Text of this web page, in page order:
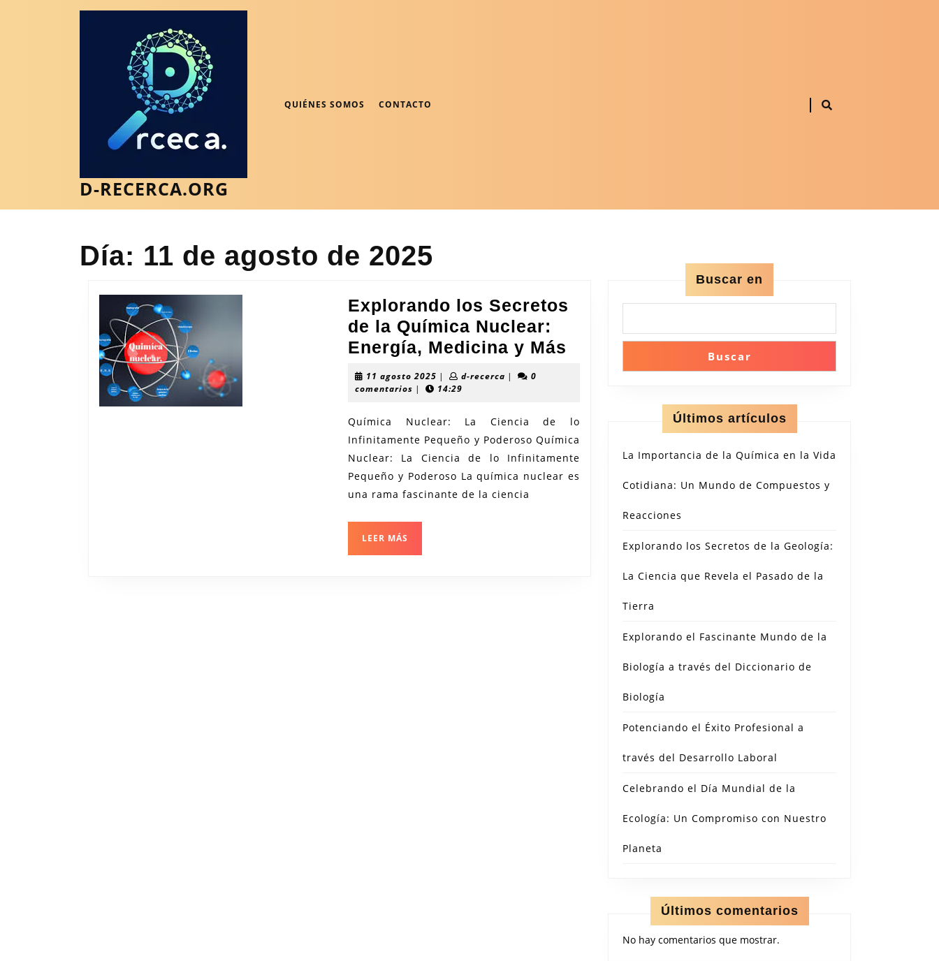
D-RECERCA.ORG
QUIÉNES SOMOS CONTACTO
Día: 11 de agosto de 2025
Explorando los Secretos
de la Química Nuclear:
Energía, Medicina y Más Explorando
la
Química
Nuclear:
Energía,
Medicina
11 agosto 2025 11
agosto
| d-recerca d-|
0
comentarios | 14:29
Química Nuclear: La Ciencia de lo
Infinitamente Pequeño y Poderoso Química
Nuclear: La Ciencia de lo Infinitamente
Pequeño y Poderoso La química nuclear es
una rama fascinante de la ciencia
LEER MÁS
Buscar en
Buscar
Últimos artículos
La Importancia de la Química en la Vida
Cotidiana: Un Mundo de Compuestos y
Reacciones
Explorando los Secretos de la Geología:
La Ciencia que Revela el Pasado de la
Tierra
Explorando el Fascinante Mundo de la
Biología a través del Diccionario de
Biología
Potenciando el Éxito Profesional a
través del Desarrollo Laboral
Celebrando el Día Mundial de la
Ecología: Un Compromiso con Nuestro
Planeta
Últimos comentarios
No hay comentarios que mostrar.